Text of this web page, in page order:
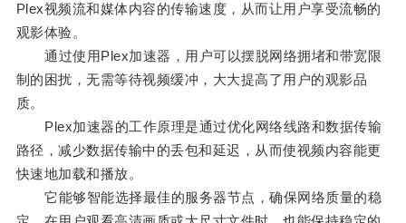
Plex视频流和媒体内容的传输速度，从而让用户享受流畅的
观影体验。
通过使用Plex加速器，用户可以摆脱网络拥堵和带宽限
制的困扰，无需等待视频缓冲，大大提高了用户的观影品
质。
Plex加速器的工作原理是通过优化网络线路和数据传输
路径，减少数据传输中的丢包和延迟，从而使视频内容能更
快速地加载和播放。
它能够智能选择最佳的服务器节点，确保网络质量的稳